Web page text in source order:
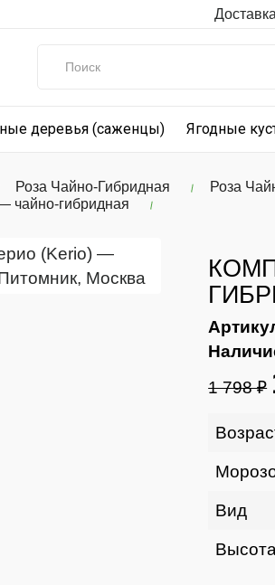
деревья (саженцы) Ягодные
Роза Чайно-Гибридная
Роза
чайно-гибридная
1 798 ₽
Вид